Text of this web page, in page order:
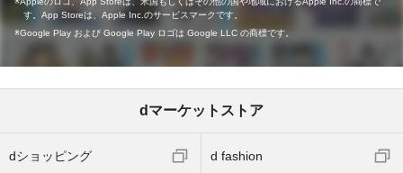
す。App Storeは、Apple Inc.のサービスマークです。
Google Play および Google Play ロゴは Google LLC の商標です。
dマーケットストア
dショッピング d fashion